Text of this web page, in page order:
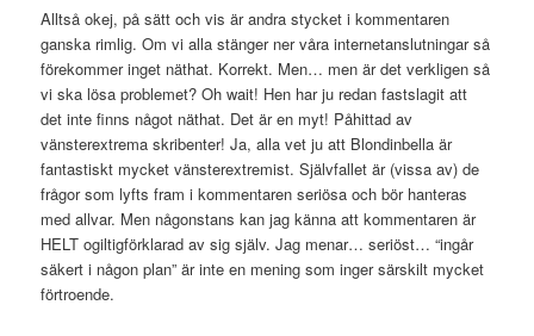
Alltså okej, på sätt och vis är andra stycket i kommentaren
ganska rimlig. Om vi alla stänger ner våra internetanslutningar så
förekommer inget näthat. Korrekt. Men… men är det verkligen så
vi ska lösa problemet? Oh wait! Hen har ju redan fastslagit att
det inte finns något näthat. Det är en myt! Påhittad av
vänsterextrema skribenter! Ja, alla vet ju att Blondinbella är
fantastiskt mycket vänsterextremist. Självfallet är (vissa av) de
frågor som lyfts fram i kommentaren seriösa och bör hanteras
med allvar. Men någonstans kan jag känna att kommentaren är
HELT ogiltigförklarad av sig själv. Jag menar… seriöst… “ingår
säkert i någon plan” är inte en mening som inger särskilt mycket
förtroende.